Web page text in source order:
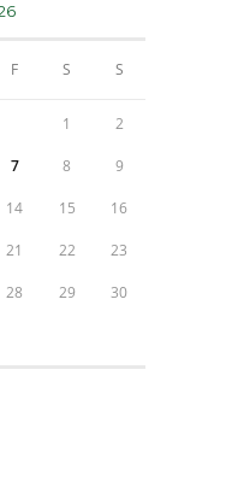
F S S
1 2
7 8 9
14 15 16
21 22 23
28 29 30